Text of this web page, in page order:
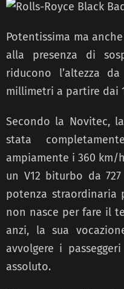
Potentissima ma
alla presenza di
riducono l’altezza
millimetri a partire dai
Secondo la Novitec,
stata
ampiamente i 360 km/
un V12 biturbo da
potenza
non nasce per fare il
anzi, la sua
avvolgere i
assoluto.